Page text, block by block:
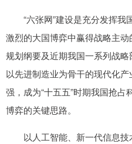
“六张网”建设是充分发挥我
激烈的大国博弈中赢得战略主
规划纲要及近期我国一系列战
以先进制造业为骨干的现代化
强，成为“十五五”时期我国抢
博弈的关键思路。
以人工智能、新一代信息技